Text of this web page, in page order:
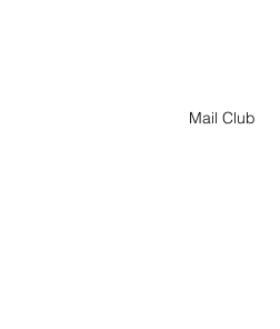
Mail Club